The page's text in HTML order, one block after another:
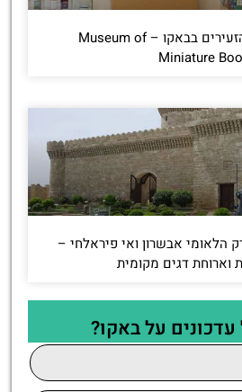
מוזיאון הספרים הזעירים בבאקו – Museum of
Miniature
הלאומי אבשרון ואי פיראלחי –
וארוחת דגים מקומית
על באקו?